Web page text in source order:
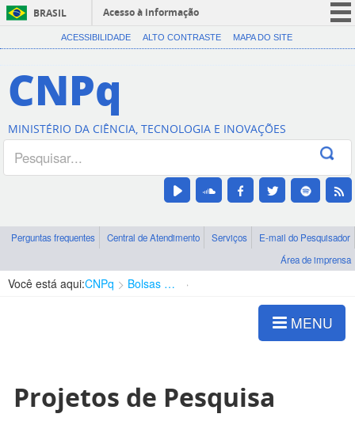
BRASIL
Acesso à informação
CORONAVÍRUS (COVID-19)
Canais
ACESSIBILIDADE ALTO CONTRASTE MAPA DO SITE
CNPq
MINISTÉRIO DA CIÊNCIA, TECNOLOGIA E INOVAÇÕES
Perguntas frequentes Central de Atendimento Serviços
E-mail do Pesquisador
Área de imprensa
Você está aqui:CNPq Bolsas e Auxílios Vigentes
MENU
Projetos de Pesquisa